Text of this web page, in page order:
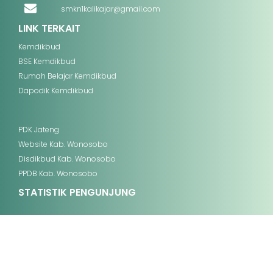
smkn1kalikajar@gmail.com
LINK TERKAIT
Kemdikbud
BSE Kemdikbud
Rumah Belajar Kemdikbud
Dapodik Kemdikbud
PDK Jateng
Website Kab. Wonosobo
Disdikbud Kab. Wonosobo
PPDB Kab. Wonosobo
STATISTIK PENGUNJUNG